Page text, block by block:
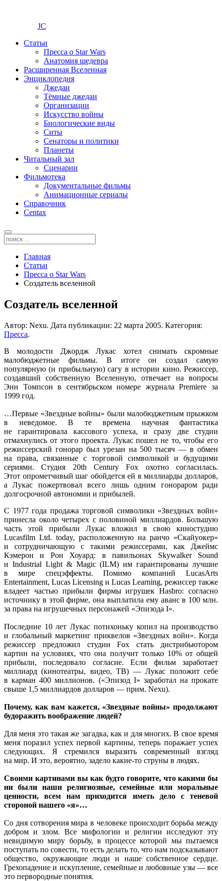
JC
Статьи
Пресса о Star Wars
Анатомия шедевра
Расширенная Вселенная
Энциклопедия
Джедаи
Тёмные джедаи
Организации
Искусство войны
Биологические виды
Ситы
Сенаторы и политики
Планеты
Читальный зал
Сценарии
Фильмотека
Документальные фильмы
Анимационные сериалы
Справочник
Centax
Главная
Статьи
Пресса о Star Wars
Создатель вселенной
Создатель вселенной
Автор: Nexu. Дата публикации: 22 марта 2005. Категория:
Пресса.
В молодости Джордж Лукас хотел снимать скромные
малобюджетные фильмы. В итоге он создал самую
популярную(и прибыльную)сагу в истории кино. Режиссер,
создавший собственную Вселенную, отвечает на вопросы
Энн Томпсонв сентябрьскомномере журнала Premiere за
1999 год.
…Первые «Звездные войны» были малобюджетным прыжком
в неведомое.
В тевремена научная фантастика
не гарантировала кассового успеха,и сразу две студии
отмахнулись от этого проекта. Лукас пошелне то, чтобы его
режиссерский гонорар был урезан на 500 тысяч — в обмен
на права, связанные с торговой символикой и будущими
сериями. Студия 20th Century Fox охотно согласилась.
Этот опрометчивый шаг обойдется ей в миллиарды долларов,
а Лукас пожертвовал всего лишь одним гонораром ради
долгосрочной автономии и прибылей.
С 1977 года продажа торговой символики «Звездных войн»
принесла около четырех с половиной миллиардов. Большую
часть этой прибыли Лукас вложилв свою киностудию
Lucasfilm Ltd. today, расположенную на ранчо «Скайуокер»
и сотрудничающую
с такими режиссерами, как Джеймс
Кэмерони Рон Хоуард: в павильонах Skywalker Sound
и Industrial Light & Magic (ILM) им гарантированы лучшие
в миреспецэффекты. Помимо компаний LucasArts
Entertainment, Lucas Licensing и Lucas Learning, режиссер также
владеет частью прибыли фирмы игрушек Hаsbro: согласно
источнику в этой фирме, она выплатила ему аванс в 100 млн.
за права на игрушечных персонажей «Эпизода I».
Последние 10 лет Лукас потихоньку копилна производство
и глобальный маркетинг приквелов «Звездных войн». Когда
режиссер предложил студии Fox стать дистрибьютором
картинна условиях, что она получит только 10% от общей
прибыли, последовало согласие.Если фильмзаработает
миллиард (кинотеатры, видео,ТВ) —Лукас положит себе
в карман 400 миллионов. («Эпизод I» заработал на прокате
свыше 1,5 миллиардов долларов — прим. Nexu).
Почему, как вам кажется, «Звездные войны» продолжают
будоражить воображение людей?
Для меня это такая же загадка, каки длямногих.В своевремя
меня поразил успех первой картины, теперь поражает успех
следующих. Я стремилсявыразить современный взгляд
на мир. И это, вероятно, задело какие-то струны в людях.
Своими картинами вы как будто говорите, чтокакими бы
ни былинаши религиозные, семейные или моральные
ценности, всем нам приходится иметь дело с теневой
стороной нашего «я»…
Со дня сотворения мира в человекепроисходит борьба между
доброми злом. Все мифологии и религии исследуют эту
невидимую миру борьбу, в процессе которой мы пытаемся
поступать по совести, то есть делать то, что нам подсказывают
общество, окружающие люди и нашесобственное сердце.
Грехопадениеи искупление, семейные и любовные узы —все
это первородные понятия.